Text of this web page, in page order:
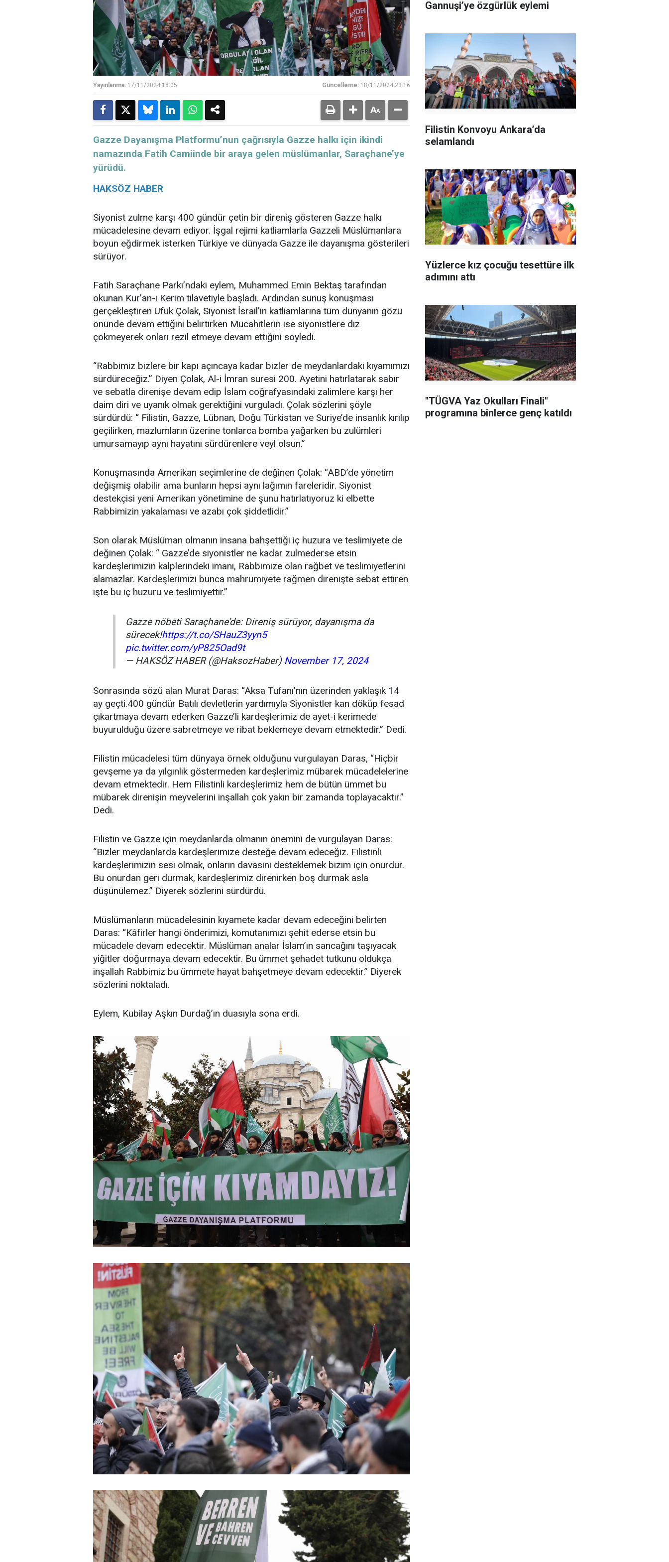
Yayınlanma: 17/11/2024 18:05 Güncelleme: 18/11/2024 23:16
Gazze Dayanışma Platformu’nun çağrısıyla Gazze halkı için ikindi
namazında Fatih Camiinde bir araya gelen müslümanlar, Saraçhane’ye
yürüdü.
HAKSÖZ HABER
Siyonist zulme karşı 400 gündür çetin bir direniş gösteren Gazze halkı
mücadelesine devam ediyor. İşgal rejimi katliamlarla Gazzeli Müslümanlara
boyun eğdirmek isterken Türkiye ve dünyada Gazze ile dayanışma gösterileri
sürüyor.
Fatih Saraçhane Parkı’ndaki eylem, Muhammed Emin Bektaş tarafından
okunan Kur’an-ı Kerim tilavetiyle başladı. Ardından sunuş konuşması
gerçekleştiren Ufuk Çolak, Siyonist İsrail’in katliamlarına tüm dünyanın gözü
önünde devam ettiğini belirtirken Mücahitlerin ise siyonistlere diz
çökmeyerek onları rezil etmeye devam ettiğini söyledi.
“Rabbimiz bizlere bir kapı açıncaya kadar bizler de meydanlardaki kıyamımızı
sürdüreceğiz.” Diyen Çolak, Al-i İmran suresi 200. Ayetini hatırlatarak sabır
ve sebatla direnişe devam edip İslam coğrafyasındaki zalimlere karşı her
daim diri ve uyanık olmak gerektiğini vurguladı. Çolak sözlerini şöyle
sürdürdü: “ Filistin, Gazze, Lübnan, Doğu Türkistan ve Suriye’de insanlık kırılıp
geçilirken, mazlumların üzerine tonlarca bomba yağarken bu zulümleri
umursamayıp aynı hayatını sürdürenlere veyl olsun.”
Konuşmasında Amerikan seçimlerine de değinen Çolak: “ABD’de yönetim
değişmiş olabilir ama bunların hepsi aynı lağımın fareleridir. Siyonist
destekçisi yeni Amerikan yönetimine de şunu hatırlatıyoruz ki elbette
Rabbimizin yakalaması ve azabı çok şiddetlidir.”
Son olarak Müslüman olmanın insana bahşettiği iç huzura ve teslimiyete de
değinen Çolak: “ Gazze’de siyonistler ne kadar zulmederse etsin
kardeşlerimizin kalplerindeki imanı, Rabbimize olan rağbet ve teslimiyetlerini
alamazlar. Kardeşlerimizi bunca mahrumiyete rağmen direnişte sebat ettiren
işte bu iç huzuru ve teslimiyettir.”
Gazze nöbeti Saraçhane’de: Direniş sürüyor, dayanışma da
sürecek!https://t.co/SHauZ3yyn5
pic.twitter.com/yP825Oad9t
— HAKSÖZ HABER (@HaksozHaber) November 17, 2024
Sonrasında sözü alan Murat Daras: “Aksa Tufanı’nın üzerinden yaklaşık 14
ay geçti.400 gündür Batılı devletlerin yardımıyla Siyonistler kan döküp fesad
çıkartmaya devam ederken Gazze’li kardeşlerimiz de ayet-i kerimede
buyurulduğu üzere sabretmeye ve ribat beklemeye devam etmektedir.” Dedi.
Filistin mücadelesi tüm dünyaya örnek olduğunu vurgulayan Daras, “Hiçbir
gevşeme ya da yılgınlık göstermeden kardeşlerimiz mübarek mücadelelerine
devam etmektedir. Hem Filistinli kardeşlerimiz hem de bütün ümmet bu
mübarek direnişin meyvelerini inşallah çok yakın bir zamanda toplayacaktır.”
Dedi.
Filistin ve Gazze için meydanlarda olmanın önemini de vurgulayan Daras:
“Bizler meydanlarda kardeşlerimize desteğe devam edeceğiz. Filistinli
kardeşlerimizin sesi olmak, onların davasını desteklemek bizim için onurdur.
Bu onurdan geri durmak, kardeşlerimiz direnirken boş durmak asla
düşünülemez.” Diyerek sözlerini sürdürdü.
Müslümanların mücadelesinin kıyamete kadar devam edeceğini belirten
Daras: “Kâfirler hangi önderimizi, komutanımızı şehit ederse etsin bu
mücadele devam edecektir. Müslüman analar İslam’ın sancağını taşıyacak
yiğitler doğurmaya devam edecektir. Bu ümmet şehadet tutkunu oldukça
inşallah Rabbimiz bu ümmete hayat bahşetmeye devam edecektir.” Diyerek
sözlerini noktaladı.
Eylem, Kubilay Aşkın Durdağ’ın duasıyla sona erdi.
Gannuşi’ye özgürlük eylemi
Filistin Konvoyu Ankara’da
selamlandı
Yüzlerce kız çocuğu tesettüre ilk
adımını attı
"TÜGVA Yaz Okulları Finali"
programına binlerce genç katıldı